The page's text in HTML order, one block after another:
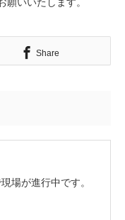
Share
場が進行中です。